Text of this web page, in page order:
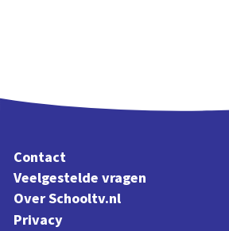
Contact
Veelgestelde vragen
Over Schooltv.nl
Privacy